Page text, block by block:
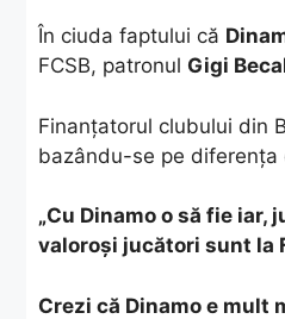
​În ciuda faptului că
FCSB, patronul Gigi
​Finanțatorul clubului din
bazându-se pe
„Cu Dinamo o să fie
valoroși jucători sunt la
Crezi că Dinamo e mult